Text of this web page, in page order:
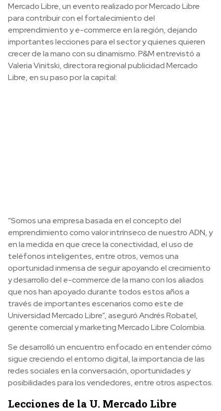
Mercado Libre, un evento realizado por Mercado Libre
para contribuir con el fortalecimiento del
emprendimiento y e-commerce en la región, dejando
importantes lecciones para el sector y quienes quieren
crecer de la mano con su dinamismo. P&M entrevistó a
Valeria Vinitski, directora regional publicidad Mercado
Libre, en su paso por la capital:
“Somos una empresa basada en el concepto del
emprendimiento como valor intrínseco de nuestro ADN, y
en la medida en que crece la conectividad, el uso de
teléfonos inteligentes, entre otros, vemos una
oportunidad inmensa de seguir apoyando el crecimiento
y desarrollo del e-commerce de la mano con los aliados
que nos han apoyado durante todos estos años a
través de importantes escenarios como este de
Universidad Mercado Libre”, aseguró Andrés Robatel,
gerente comercial y marketing Mercado Libre Colombia.
Se desarrolló un encuentro enfocado en entender cómo
sigue creciendo el entorno digital, la importancia de las
redes sociales en la conversación, oportunidades y
posibilidades para los vendedores, entre otros aspectos.
Lecciones de la U. Mercado Libre